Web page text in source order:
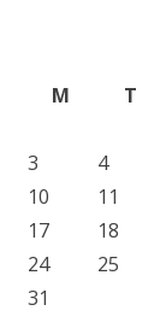
M
T
3
4
10
11
17
18
24
25
31